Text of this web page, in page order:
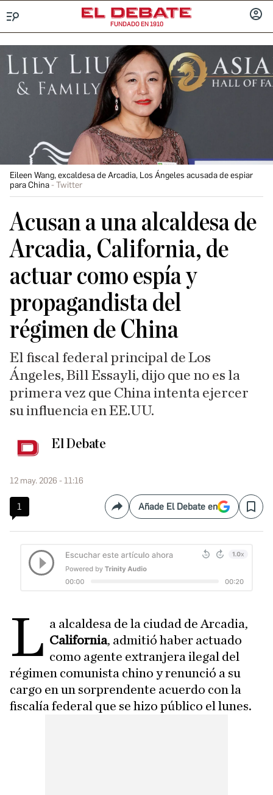
FUNDADO EN 1910
Eileen Wang, excaldesa de Arcadia, Los Ángeles acusada de espiar
para China
Twitter
Acusan a una alcaldesa de
Arcadia, California, de
actuar como espía y
propagandista del
régimen de China
El fiscal federal principal de Los
Ángeles, Bill Essayli, dijo que no es la
primera vez que China intenta ejercer
su influencia en EE.UU.
El Debate
12 may. 2026 - 11:16
1 CompartirAñade El Debate en Save
L a alcaldesa de la ciudad de Arcadia,
California, admitió haber actuado
como agente extranjera ilegal del
régimen comunista chino y renunció a su
cargo en un sorprendente acuerdo con la
fiscalía federal que se hizo público el lunes.